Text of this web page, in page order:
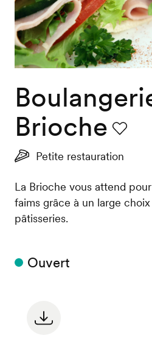
Brioche
Petite restauration
La Brioche vous attend
faims grâce à un large
pâtisseries.
Ouvert